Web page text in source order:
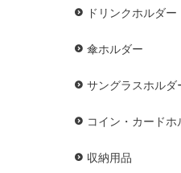
ドリンクホルダー
傘ホルダー
サングラスホルダ
コイン・カードホ
収納用品